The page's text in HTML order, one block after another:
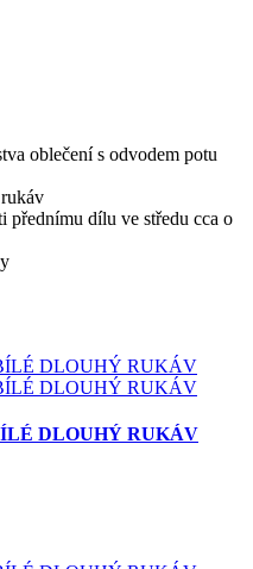
oblečení s odvodem potu
přednímu dílu ve středu cca o
DLOUHÝ RUKÁV